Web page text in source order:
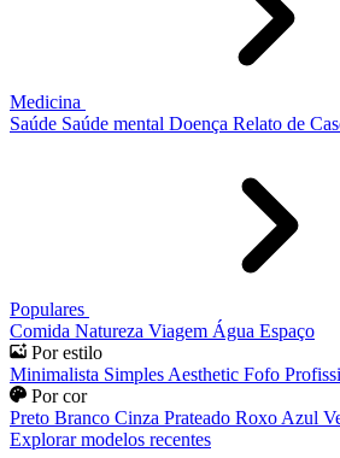
Medicina
Saúde Saúde mental Doença Relato de
Populares
Comida Natureza Viagem Água Espaço
Por estilo
Minimalista Simples Aesthetic Fofo
Por cor
Preto Branco Cinza Prateado Roxo Azul
Explorar modelos recentes